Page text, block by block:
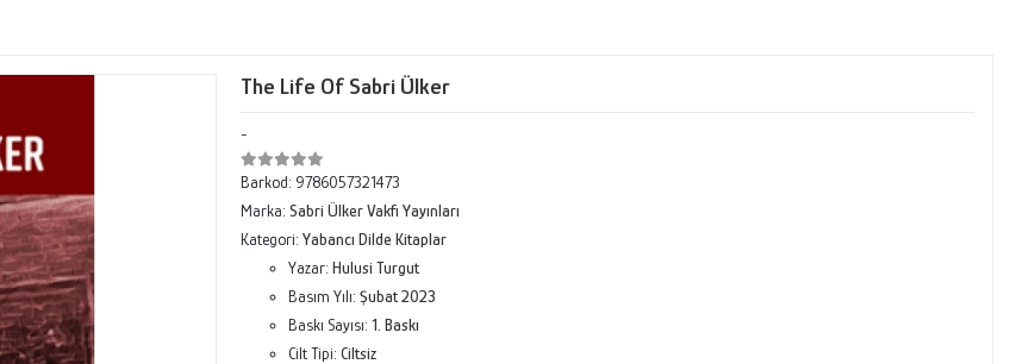
The Life Of Sabri Ülker
-
Barkod: 9786057321473
Marka: Sabri Ülker Vakfı Yayınları
Kategori: Yabancı Dilde Kitaplar
Yazar: Hulusi Turgut
Basım Yılı: Şubat 2023
Baskı Sayısı: 1. Baskı
Cilt Tipi: Ciltsiz